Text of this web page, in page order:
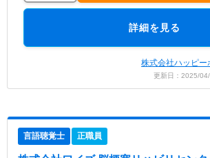
詳細を見る
株式会社ハッピ
更新日：2025/
言語聴覚士 正職員